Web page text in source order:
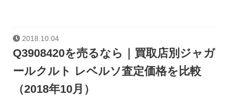
2018.10.04
Q3908420を売るなら｜買取店別ジャガ
ールクルト レベルソ査定価格を比較
（2018年10月）